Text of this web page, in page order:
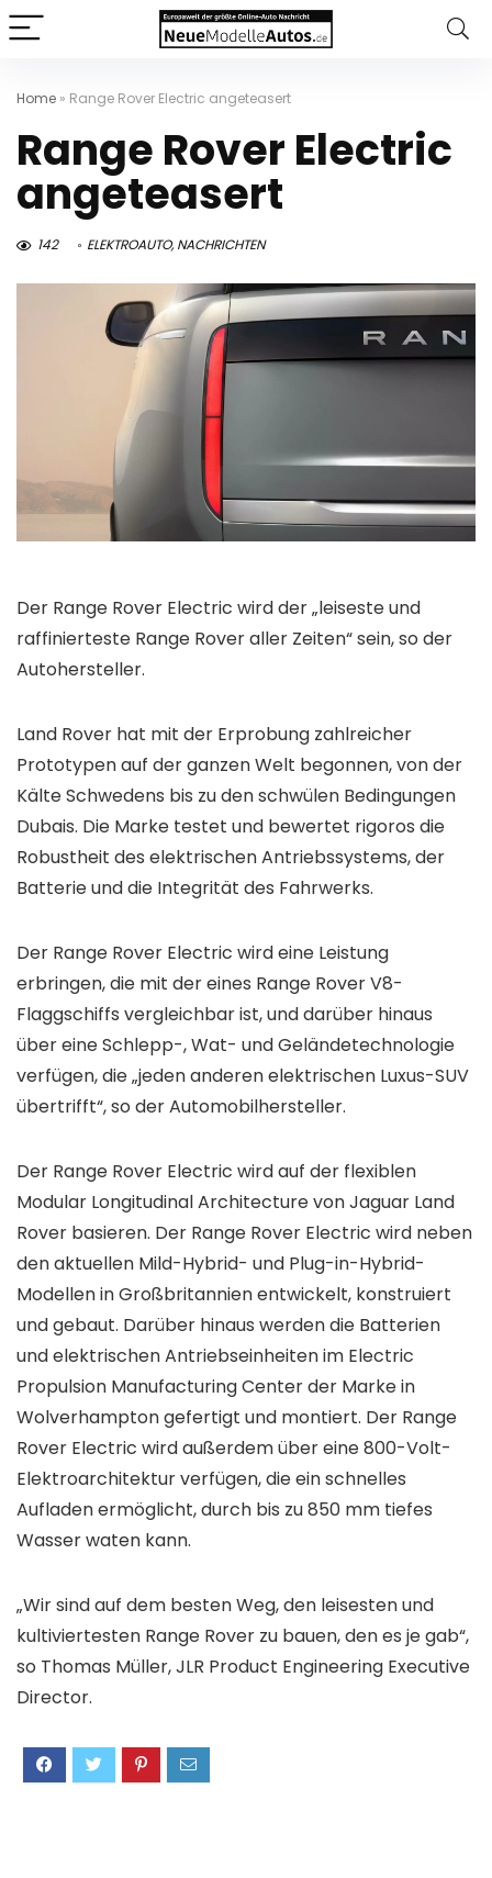
Home » Range Rover Electric angeteasert
Range Rover Electric
angeteasert
142 ELEKTROAUTO,NACHRICHTEN
Der Range Rover Electric wird der „leiseste und
raffinierteste Range Rover aller Zeiten“ sein, so der
Autohersteller.
Land Rover hat mit der Erprobung zahlreicher
Prototypen auf der ganzen Welt begonnen, von der
Kälte Schwedens bis zu den schwülen Bedingungen
Dubais. Die Marke testet und bewertet rigoros die
Robustheit des elektrischen Antriebssystems, der
Batterie und die Integrität des Fahrwerks.
Der Range Rover Electric wird eine Leistung
erbringen, die mit der eines Range Rover V8-
Flaggschiffs vergleichbar ist, und darüber hinaus
über eine Schlepp-, Wat- und Geländetechnologie
verfügen, die „jeden anderen elektrischen Luxus-SUV
übertrifft“, so der Automobilhersteller.
Der Range Rover Electric wird auf der flexiblen
Modular Longitudinal Architecture von Jaguar Land
Rover basieren. Der Range Rover Electric wird neben
den aktuellen Mild-Hybrid- und Plug-in-Hybrid-
Modellen in Großbritannien entwickelt, konstruiert
und gebaut. Darüber hinaus werden die Batterien
und elektrischen Antriebseinheiten im Electric
Propulsion Manufacturing Center der Marke in
Wolverhampton gefertigt und montiert. Der Range
Rover Electric wird außerdem über eine 800-Volt-
Elektroarchitektur verfügen, die ein schnelles
Aufladen ermöglicht, durch bis zu 850 mm tiefes
Wasser waten kann.
„Wir sind auf dem besten Weg, den leisesten und
kultiviertesten Range Rover zu bauen, den es je gab“,
so Thomas Müller, JLR Product Engineering Executive
Director.